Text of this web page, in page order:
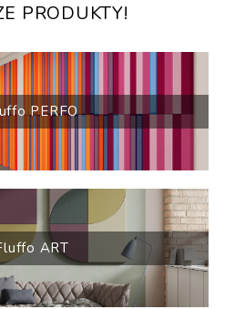
PRODUKTY!
PERFO
ART